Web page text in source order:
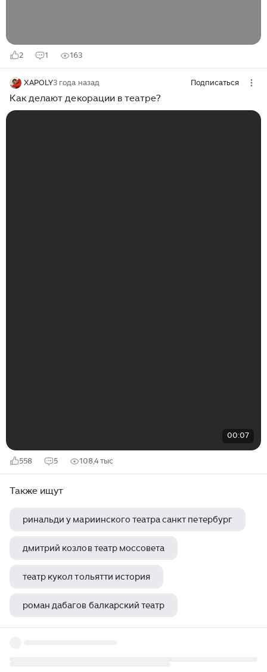
2 1 163
XAPOLY3 года назад Подписаться
Как делают декорации в театре?
00:07
558 5 108,4 тыс
Также ищут
ринальди у мариинского театра санкт петербург
дмитрий козлов театр моссовета
театр кукол тольятти история
роман дабагов балкарский театр